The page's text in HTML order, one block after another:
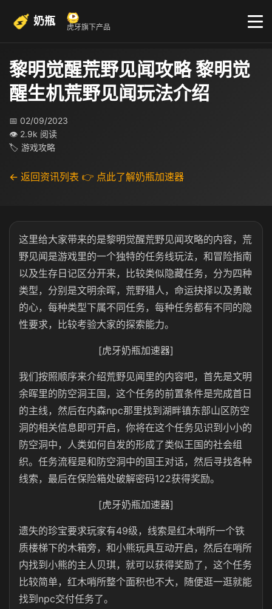
奶瓶 虎牙旗下产品
黎明觉醒荒野见闻攻略 黎明觉
醒生机荒野见闻玩法介绍
📅 02/09/2023
👁 2.9k 阅读
🏷 游戏攻略
← 返回资讯列表 👉 点此了解奶瓶加速器
这里给大家带来的是黎明觉醒荒野见闻攻略的内容，荒
野见闻是游戏里的一个独特的任务线玩法，和冒险指南
以及生存日记区分开来，比较类似隐藏任务，分为四种
类型，分别是文明余晖，荒野猎人，命运抉择以及勇敢
的心，每种类型下属不同任务，每种任务都有不同的隐
性要求，比较考验大家的探索能力。
[虎牙奶瓶加速器]
我们按照顺序来介绍荒野见闻里的内容吧，首先是文明
余晖里的防空洞王国，这个任务的前置条件是完成首日
的主线，然后在内森npc那里找到湖畔镇东部山区防空
洞的相关信息即可开启，你将在这个任务见识到小小的
防空洞中，人类如何自发的形成了类似王国的社会组
织。任务流程是和防空洞中的国王对话，然后寻找各种
线索，最后在保险箱处破解密码122获得奖励。
[虎牙奶瓶加速器]
遗失的珍宝要求玩家有49级，线索是红木哨所一个铁
质楼梯下的木箱旁，和小熊玩具互动开启，然后在哨所
内找到小熊的主人贝琪，就可以获得奖励了，这个任务
比较简单，红木哨所整个面积也不大，随便逛一逛就能
找到npc交付任务了。